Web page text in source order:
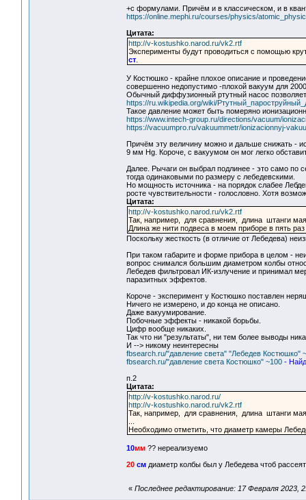
+с формулами. Причём и в классическом, и в
https://online.mephi.ru/courses/physics/
Цитата:
http://v-kostushko.narod.ru/vk2.rtf
Эксперименты будут проводиться с помощью
ст
У Костюшко - крайне плохое описание и
совершенно недопустимо -плохой вакуум для
Обычный диффузионный ртутный насос
https://ru.wikipedia.org/wiki/
Такое давление может быть померяно
https://www.intech-group.ru/directions/vacuum/
https://vacuumpro.ru/vakuummetr/ionizacionnyj-
Причём эту величину можно и дальше снижать -
9 мм Hg. Короче, с вакуумом он мог легко
Далее. Рычаги он выбрал подлинее - это само по
тогда одинаковыми по размеру с лебедевскими.
Но мощность источника - на порядок слабее
росте чувствительности - голословно. Хотя
Цитата:
http://v-kostushko.narod.ru/vk2.rtf
Так, например, для сравнения, длина штанги
Длина же нити подвеса в моем приборе в пять
Поскольку жесткость (в отличие от Лебедева)
При таком габарите и форме прибора в целом -
вопрос снимался большим диаметром колбы
Лебедев фильтровал ИК-излучение и принимал
паразитных эффектов.
Короче - эксперимент у Костюшко поставлен
Ничего не измерено, и до конца не описано.
Даже вакуумирование.
Побочные эффекты - никакой борьбы.
Цифр вообще никаких.
Так что ни "результаты", ни тем более выводы
И --> никому неинтересны
fbsearch.ru/"давление света" "Лебедев Костюшко"
fbsearch.ru/"давление света Костюшко" ~100 -
п.2
Цитата:
http://v-kostushko.narod.ru/
http://v-kostushko.narod.ru/vk2.rtf
Так, например, для сравнения, длина штанги
Необходимо отметить, что диаметр камеры
10мм ?? нереализуемо
20 см диаметр колбы был у Лебедева чтоб
« Последнее редактирование: 17 Февраля 2023,